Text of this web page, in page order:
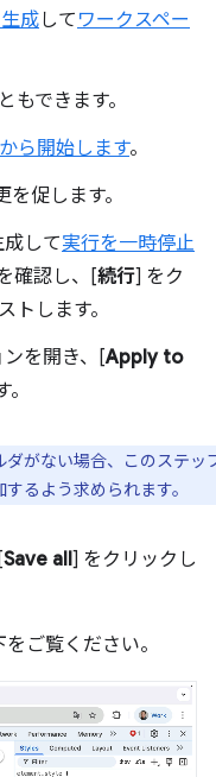
成して ワークスペー
もできます。
ら開始します。
を促します。
して実行を一時停止
確認し、[続行] をク
トします。
を開き、[Apply to
ダがない場合、このステッ
るよう求められます。
Save all] をクリックし
ご覧ください。